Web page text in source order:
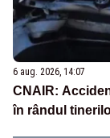
6 aug. 2026, 14:07
CNAIR:
în rândul